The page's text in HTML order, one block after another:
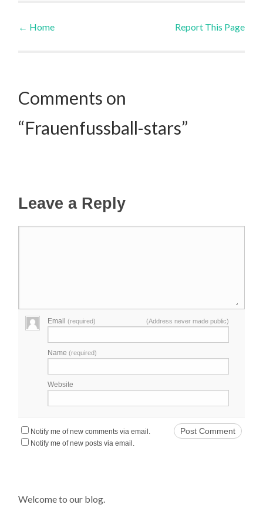
Post navigation
← Home Report This Page
Comments on
“Frauenfussball-stars”
Leave a Reply
Email(required) (Address never made public)
Name(required)
Website
Notify me of new comments via email.
Notify me of new posts via email.
Welcome to our blog.